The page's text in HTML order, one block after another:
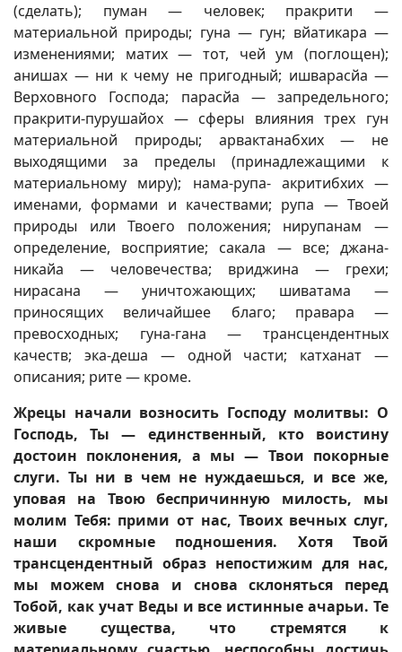
(сделать); пуман — человек; пракрити —
материальной природы; гуна — гун; вйатикара —
изменениями; матих — тот, чей ум (поглощен);
анишах — ни к чему не пригодный; ишварасйа —
Верховного Господа; парасйа — запредельного;
пракрити-пурушайох — сферы влияния трех гун
материальной природы; арвактанабхих — не
выходящими за пределы (принадлежащими к
материальному миру); нама-рупа- акритибхих —
именами, формами и качествами; рупа — Твоей
природы или Твоего положения; нирупанам —
определение, восприятие; сакала — все; джана-
никайа — человечества; вриджина — грехи;
нирасана — уничтожающих; шиватама —
приносящих величайшее благо; правара —
превосходных; гуна-гана — трансцендентных
качеств; эка-деша — одной части; катханат —
описания; рите — кроме.
Жрецы начали возносить Господу молитвы: О
Господь, Ты — единственный, кто воистину
достоин поклонения, а мы — Твои покорные
слуги. Ты ни в чем не нуждаешься, и все же,
уповая на Твою беспричинную милость, мы
молим Тебя: прими от нас, Твоих вечных слуг,
наши скромные подношения. Хотя Твой
трансцендентный образ непостижим для нас,
мы можем снова и снова склоняться перед
Тобой, как учат Веды и все истинные ачарьи. Те
живые существа, что стремятся к